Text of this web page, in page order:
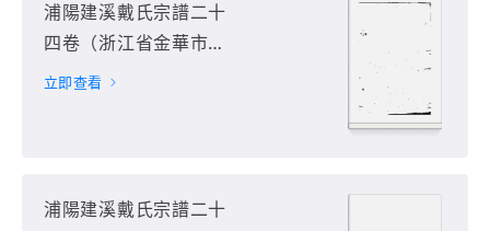
浦陽建溪戴氏宗譜二十
四卷（浙江省金華市浦
江縣）第16册
立即查看
浦陽建溪戴氏宗譜二十